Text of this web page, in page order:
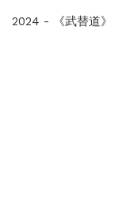
2024 - 《武替道》